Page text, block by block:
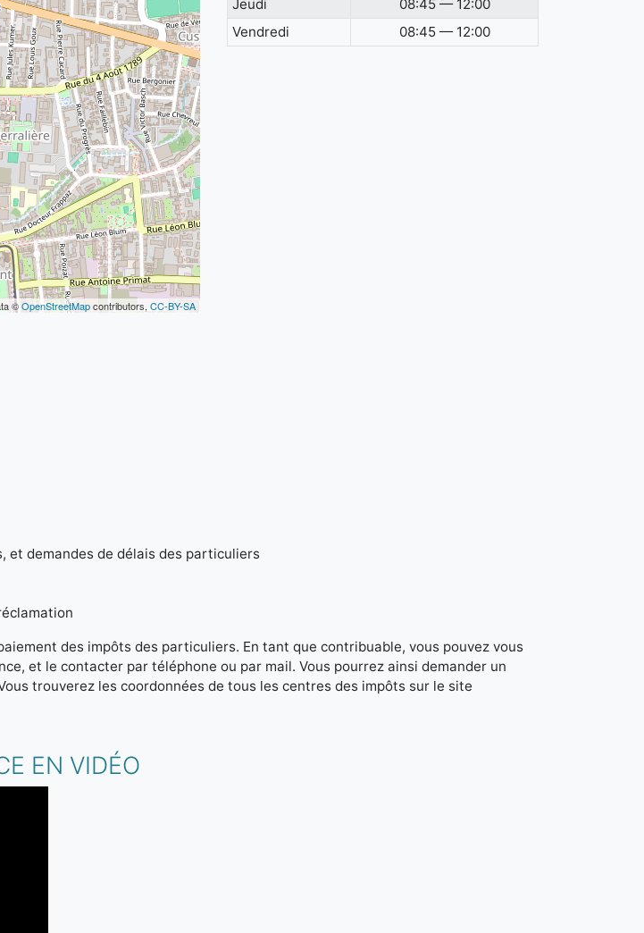
©OpenStreetMapcontributors, CC-BY-SA
Jeudi
08:45 — 12:00
Vendredi
08:45 — 12:00
et demandes de délais des particuliers
des impôts des particuliers. En tant que contribuable, vous pouvez vous
et le contacter par téléphone ou par mail. Vous pourrez ainsi demander un
trouverez les coordonnées de tous les centres des impôts sur le site
EN VIDÉO